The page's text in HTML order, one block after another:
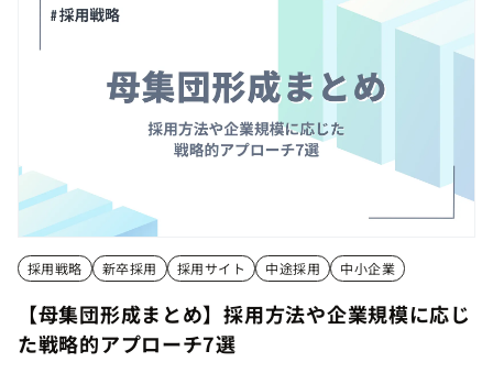
採用戦略 新卒採用 採用サイト 中途採用 中小企業
【母集団形成まとめ】採用方法や企業規模に応じ
た戦略的アプローチ7選